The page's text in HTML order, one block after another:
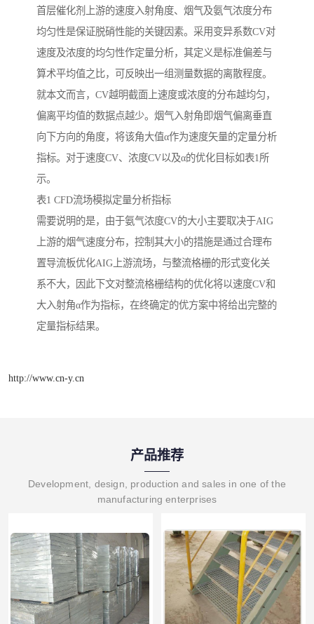
首层催化剂上游的速度入射角度、烟气及氨气浓度分布
均匀性是保证脱硝性能的关键因素。采用变异系数CV对
速度及浓度的均匀性作定量分析，其定义是标准偏差与
算术平均值之比，可反映出一组测量数据的离散程度。
就本文而言，CV越明截面上速度或浓度的分布越均匀，
偏离平均值的数据点越少。烟气入射角即烟气偏离垂直
向下方向的角度，将该角大值α作为速度矢量的定量分析
指标。对于速度CV、浓度CV以及α的优化目标如表1所
示。
表1 CFD流场模拟定量分析指标
需要说明的是，由于氨气浓度CV的大小主要取决于AIG
上游的烟气速度分布，控制其大小的措施是通过合理布
置导流板优化AIG上游流场，与整流格栅的形式变化关
系不大，因此下文对整流格栅结构的优化将以速度CV和
大入射角α作为指标，在终确定的优方案中将给出完整的
定量指标结果。
http://www.cn-y.cn
产品推荐
Development, design, production and sales in one of the
manufacturing enterprises